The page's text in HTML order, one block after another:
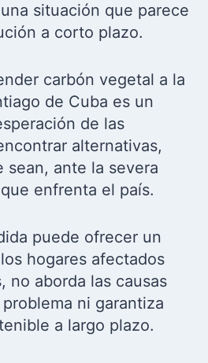
situación que parece
a corto plazo.
carbón vegetal a la
de Cuba es un
de las
alternativas,
sean, ante la severa
enfrenta el país.
puede ofrecer un
hogares afectados
no aborda las causas
ni garantiza
a largo plazo.